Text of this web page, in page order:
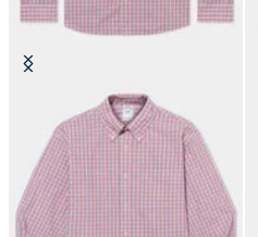
Camicia Friday Regular Fit con
Collo Button Down
CHF 115.50